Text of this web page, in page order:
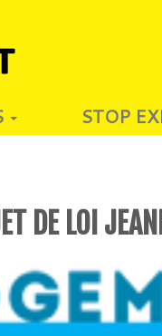
STOP
DE LOI